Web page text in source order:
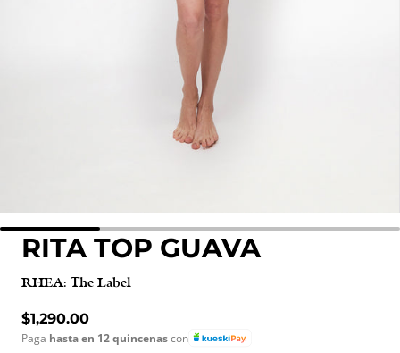
RITA TOP GUAVA
RHEA: The Label
Precio normal
$1,290.00
Paga hasta en 12 quincenascon